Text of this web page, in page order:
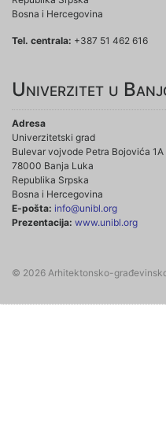
Bosna i Hercegovina
Tel. centrala: +387 51 462 616
Univerzitet u
Adresa
Univerzitetski grad
Bulevar vojvode Petra Bojovića 1A
78000 Banja Luka
Republika Srpska
Bosna i Hercegovina
E-pošta: info@unibl.org
Prezentacija: www.unibl.org
© 2026 Arhitektonsko-